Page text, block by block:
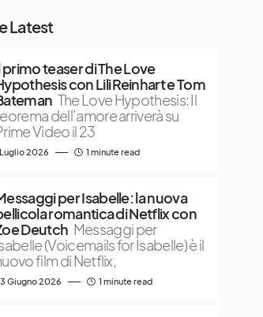
Latest
primo teaser di The Love
con Lili Reinhart e Tom
The Love Hypothesis: Il
dell’amore arriverà su
Video il 23
Luglio 2026 1 minute read
per Isabelle: la nuova
romantica di Netflix con
Deutch Messaggi per
(Voicemails for Isabelle) è il
film di Netflix,
Giugno 2026 1 minute read